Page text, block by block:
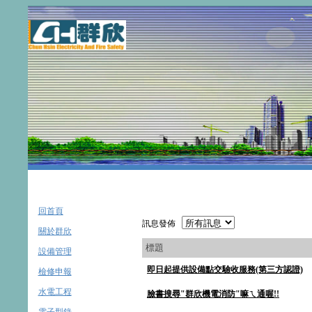
回首頁
關於群欣
設備管理
檢修申報
水電工程
訊息發佈
標題
即日起提供設備點交驗收服務(第三方認證)
臉書搜尋"群欣機電消防"嘛ㄟ通喔!!